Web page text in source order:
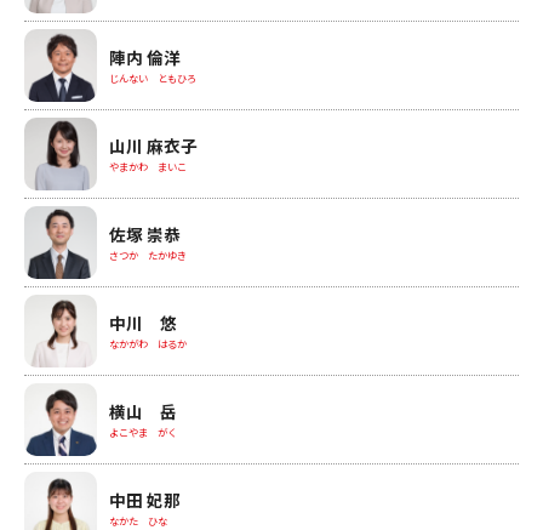
陣内 倫洋
じんない ともひろ
山川 麻衣子
やまかわ まいこ
佐塚 崇恭
さつか たかゆき
中川 悠
なかがわ はるか
横山 岳
よこやま がく
中田 妃那
なかた ひな